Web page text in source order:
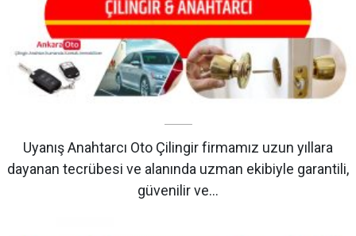
Uyanış Anahtarcı Oto Çilingir firmamız uzun yıllara
dayanan tecrübesi ve alanında uzman ekibiyle garantili,
güvenilir ve…